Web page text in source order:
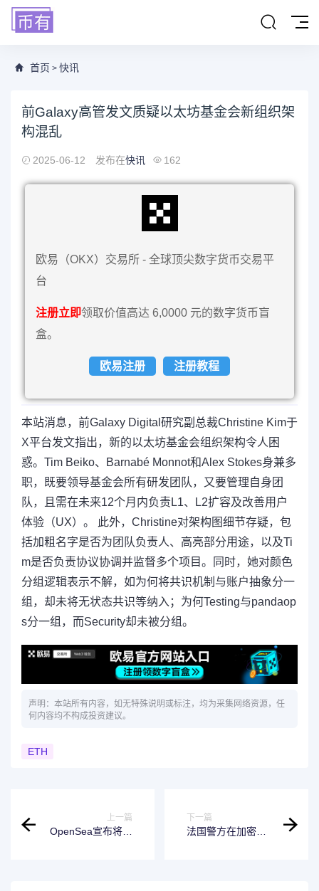
首页 > 快讯
前Galaxy高管发文质疑以太坊基金会新组织架
构混乱
2025-06-12 发布在快讯 162
欧易（OKX）交易所 - 全球顶尖数字货币交易平
台
注册立即领取价值高达 6,0000 元的数字货币盲
盒。
欧易注册 注册教程
本站消息，前Galaxy Digital研究副总裁Christine Kim于
X平台发文指出，新的以太坊基金会组织架构令人困
惑。Tim Beiko、Barnabé Monnot和Alex Stokes身兼多
职，既要领导基金会所有研发团队，又要管理自身团
队，且需在未来12个月内负责L1、L2扩容及改善用户
体验（UX）。 此外，Christine对架构图细节存疑，包
括加粗名字是否为团队负责人、高亮部分用途，以及Ti
m是否负责协议协调并监督多个项目。同时，她对颜色
分组逻辑表示不解，如为何将共识机制与账户抽象分一
组，却未将无状态共识等纳入；为何Testing与pandaop
s分一组，而Security却未被分组。
声明：本站所有内容，如无特殊说明或标注，均为采集网络资源，任
何内容均不构成投资建议。
ETH
上一篇
OpenSea宣布将于
下一篇
法国警方在加密货